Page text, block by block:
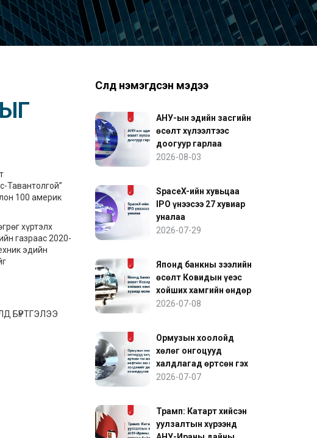
Тавантолгой”
100 америк
хүртэлх
газраас 2020-
эдийн
БҮРТГЭЛЭЭ
Сүүлд нэмэгдсэн мэдээ
АНУ-ын эдийн засгийн
өсөлт хүлээлтээс
доогуур гарлаа
2026-08-03
SpaceX-ийн хувьцаа
IPO үнээсээ 27 хувиар
уналаа
2026-07-29
Японд банкны зээлийн
өсөлт Ковидын үеэс
хойших хамгийн өндөр
хувиар өслөө
2026-07-08
Ормузын хоолойд
хөлөг онгоцууд
халдлагад өртсөн гэх
мэдээлэл нефтийн зах
2026-07-07
Трамп: Катарт хийсэн
уулзалтын хүрээнд